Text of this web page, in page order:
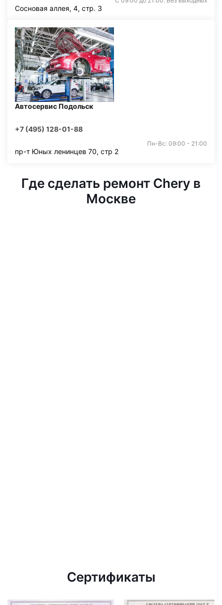
Сосновая аллея, 4, стр. 3
Автосервис Подольск
+7 (495) 128-01-88
Пн-Вс: 09:00 - 21:00
пр-т Юных ленинцев 70, стр 2
Где сделать ремонт Chery в
Москве
Сертификаты